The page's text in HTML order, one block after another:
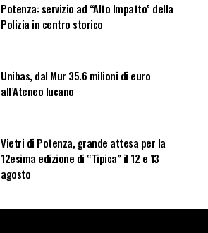
Potenza: servizio ad “Alto Impatto” della
Polizia in centro storico
Unibas, dal Mur 35.6 milioni di euro
all’Ateneo lucano
Vietri di Potenza, grande attesa per la
12esima edizione di “Tipica” il 12 e 13
agosto